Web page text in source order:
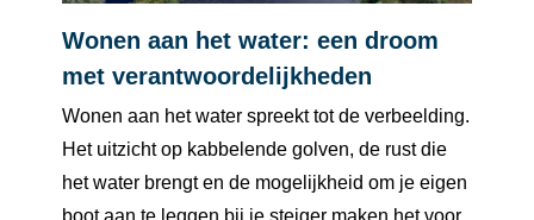
Wonen aan het water: een droom
met verantwoordelijkheden
Wonen aan het water spreekt tot de verbeelding.
Het uitzicht op kabbelende golven, de rust die
het water brengt en de mogelijkheid om je eigen